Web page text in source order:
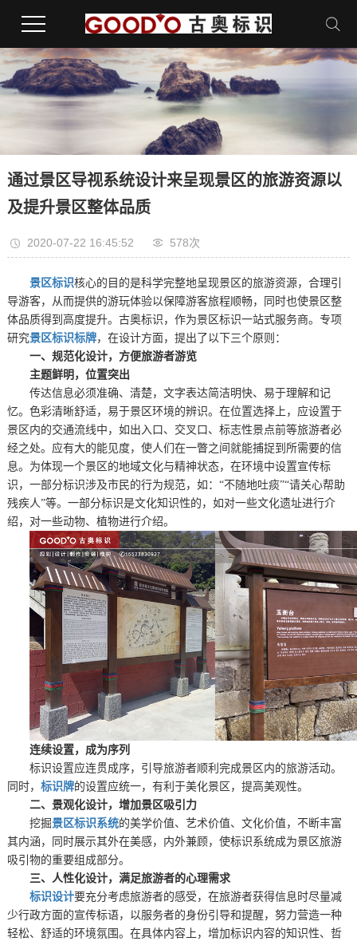
通过景区导视系统设计来呈现景区的旅游资源以
及提升景区整体品质
2020-07-22 16:45:52 578次
景区标识核心的目的是科学完整地呈现景区的旅游资源，合理引
导游客，从而提供的游玩体验以保障游客旅程顺畅，同时也使景区整
体品质得到高度提升。古奥标识，作为景区标识一站式服务商。专项
研究景区标识标牌，在设计方面，提出了以下三个原则：
一、规范化设计，方便旅游者游览
主题鲜明，位置突出
传达信息必须准确、清楚，文字表达简洁明快、易于理解和记
忆。色彩清晰舒适，易于景区环境的辨识。在位置选择上，应设置于
景区内的交通流线中，如出入口、交叉口、标志性景点前等旅游者必
经之处。应有大的能见度，使人们在一瞥之间就能捕捉到所需要的信
息。为体现一个景区的地域文化与精神状态，在环境中设置宣传标
识，一部分标识涉及市民的行为规范，如：“不随地吐痰”“请关心帮助
残疾人”等。一部分标识是文化知识性的，如对一些文化遗址进行介
绍，对一些动物、植物进行介绍。
连续设置，成为序列
标识设置应连贯成序，引导旅游者顺利完成景区内的旅游活动。
同时， 标识牌的设置应统一，有利于美化景区，提高美观性。
二、景观化设计，增加景区吸引力
挖掘景区标识系统的美学价值、艺术价值、文化价值，不断丰富
其内涵，同时展示其外在美感，内外兼顾，使标识系统成为景区旅游
吸引物的重要组成部分。
三、人性化设计，满足旅游者的心理需求
标识设计要充分考虑旅游者的感受，在旅游者获得信息时尽量减
少行政方面的宣传标语，以服务者的身份引导和提醒，努力营造一种
轻松、舒适的环境氛围。在具体内容上，增加标识内容的知识性、哲